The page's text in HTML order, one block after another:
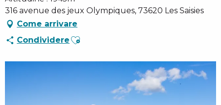
316 avenue des jeux Olympiques, 73620 Les Saisies
Come arrivare
Condividere Ajouter aux favoris